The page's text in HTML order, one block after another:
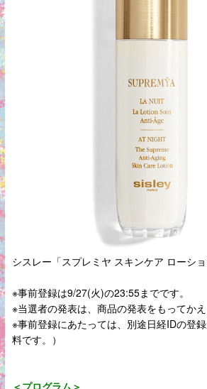
シスレー「スプレミヤ スキンケア ローショ
※事前登録は9/27(火)の23:55までです。
※当選者の発表は、商品の発表をもってかえ
※事前登録にあたっては、別途日経IDの登
料です。）
＜プログラム＞